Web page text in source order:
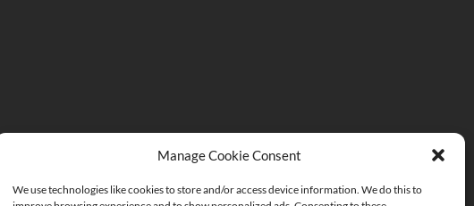
Manage Cookie Consent
We use technologies like cookies to store and/or access device information. We do this to